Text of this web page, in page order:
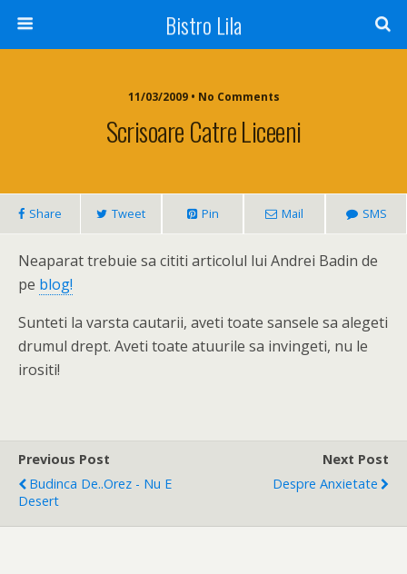
Bistro Lila
11/03/2009 • No Comments
Scrisoare Catre Liceeni
Share Tweet Pin Mail SMS
Neaparat trebuie sa cititi articolul lui Andrei Badin de
pe blog!
Sunteti la varsta cautarii, aveti toate sansele sa alegeti
drumul drept. Aveti toate atuurile sa invingeti, nu le
irositi!
Previous Post
Budinca De..orez - Nu E
Desert
Next Post
Despre Anxietate